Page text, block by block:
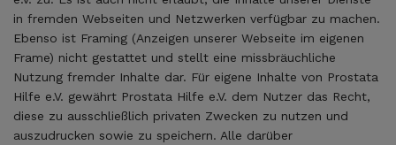
in fremden Webseiten und Netzwerken verfügbar zu machen.
Ebenso ist Framing (Anzeigen unserer Webseite im eigenen
Frame) nicht gestattet und stellt eine missbräuchliche
Nutzung fremder Inhalte dar. Für eigene Inhalte von Prostata
Hilfe e.V. gewährt Prostata Hilfe e.V. dem Nutzer das Recht,
diese zu ausschließlich privaten Zwecken zu nutzen und
auszudrucken sowie zu speichern. Alle darüber